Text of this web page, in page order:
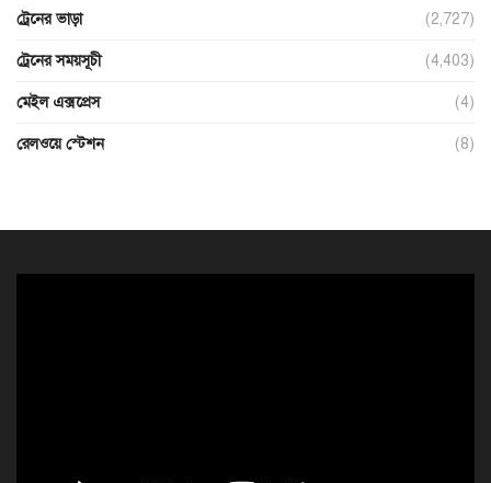
ট্রেনের ভাড়া (2,727)
ট্রেনের সময়সূচী (4,403)
মেইল এক্সপ্রেস (4)
রেলওয়ে স্টেশন (8)